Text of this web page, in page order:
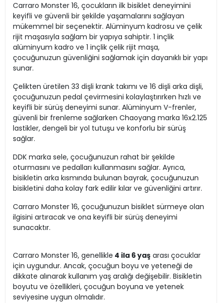
Carraro Monster 16, çocukların ilk bisiklet deneyimini
keyifli ve güvenli bir şekilde yaşamalarını sağlayan
mükemmel bir seçenektir. Alüminyum kadrosu ve çelik
rijit maşasıyla sağlam bir yapıya sahiptir. 1 inçlik
alüminyum kadro ve 1 inçlik çelik rijit maşa,
çocuğunuzun güvenliğini sağlamak için dayanıklı bir yapı
sunar.
Çelikten üretilen 33 dişli krank takımı ve 16 dişli arka dişli,
çocuğunuzun pedal çevirmesini kolaylaştırırken hızlı ve
keyifli bir sürüş deneyimi sunar. Alüminyum V-frenler,
güvenli bir frenleme sağlarken Chaoyang marka 16x2.125
lastikler, dengeli bir yol tutuşu ve konforlu bir sürüş
sağlar.
DDK marka sele, çocuğunuzun rahat bir şekilde
oturmasını ve pedalları kullanmasını sağlar. Ayrıca,
bisikletin arka kısmında bulunan bayrak, çocuğunuzun
bisikletini daha kolay fark edilir kılar ve güvenliğini artırır.
Carraro Monster 16, çocuğunuzun bisiklet sürmeye olan
ilgisini artıracak ve ona keyifli bir sürüş deneyimi
sunacaktır.
Carraro Monster 16, genellikle 4 ila 6 yaş arası çocuklar
için uygundur. Ancak, çocuğun boyu ve yeteneği de
dikkate alınarak kullanım yaş aralığı değişebilir. Bisikletin
boyutu ve özellikleri, çocuğun boyuna ve yetenek
seviyesine uygun olmalıdır.